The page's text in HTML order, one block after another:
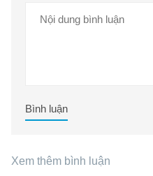
Bình luận
Xem thêm bình luận